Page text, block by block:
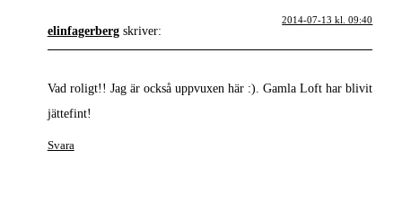
elinfagerberg skriver:
2014-07-13 kl. 09:40
Vad roligt!! Jag är också uppvuxen här :). Gamla Loft har blivit
jättefint!
Svara